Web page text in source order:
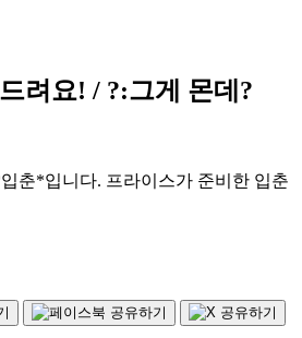
려요! / ?:그게 몬데?
춘*입니다. 프라이스가 준비한 입춘